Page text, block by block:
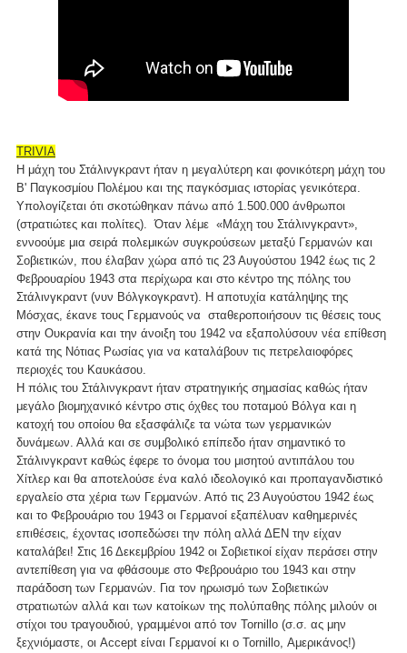
TRIVIA
Η μάχη του Στάλινγκραντ ήταν η μεγαλύτερη και φονικότερη μάχη του
Β' Παγκοσμίου Πολέμου και της παγκόσμιας ιστορίας γενικότερα.
Υπολογίζεται ότι σκοτώθηκαν πάνω από 1.500.000 άνθρωποι
(στρατιώτες και πολίτες). Όταν λέμε «Μάχη του Στάλινγκραντ»,
εννοούμε μια σειρά πολεμικών συγκρούσεων μεταξύ Γερμανών και
Σοβιετικών, που έλαβαν χώρα από τις 23 Αυγούστου 1942 έως τις 2
Φεβρουαρίου 1943 στα περίχωρα και στο κέντρο της πόλης του
Στάλινγκραντ (νυν Βόλγκογκραντ). Η αποτυχία κατάληψης της
Μόσχας, έκανε τους Γερμανούς να σταθεροποιήσουν τις θέσεις τους
στην Ουκρανία και την άνοιξη του 1942 να εξαπολύσουν νέα επίθεση
κατά της Νότιας Ρωσίας για να καταλάβουν τις πετρελαιοφόρες
περιοχές του Καυκάσου.
Η πόλις του Στάλινγκραντ ήταν στρατηγικής σημασίας καθώς ήταν
μεγάλο βιομηχανικό κέντρο στις όχθες του ποταμού Βόλγα και η
κατοχή του οποίου θα εξασφάλιζε τα νώτα των γερμανικών
δυνάμεων. Αλλά και σε συμβολικό επίπεδο ήταν σημαντικό το
Στάλινγκραντ καθώς έφερε το όνομα του μισητού αντιπάλου του
Χίτλερ και θα αποτελούσε ένα καλό ιδεολογικό και προπαγανδιστικό
εργαλείο στα χέρια των Γερμανών. Από τις 23 Αυγούστου 1942 έως
και το Φεβρουάριο του 1943 οι Γερμανοί εξαπέλυαν καθημερινές
επιθέσεις, έχοντας ισοπεδώσει την πόλη αλλά ΔΕΝ την είχαν
καταλάβει! Στις 16 Δεκεμβρίου 1942 οι Σοβιετικοί είχαν περάσει στην
αντεπίθεση για να φθάσουμε στο Φεβρουάριο του 1943 και στην
παράδοση των Γερμανών. Για τον ηρωισμό των Σοβιετικών
στρατιωτών αλλά και των κατοίκων της πολύπαθης πόλης μιλούν οι
στίχοι του τραγουδιού, γραμμένοι από τον Tornillo (σ.σ. ας μην
ξεχνιόμαστε, οι Accept είναι Γερμανοί κι ο Tornillo, Αμερικάνος!)